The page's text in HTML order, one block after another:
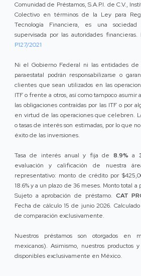
Comunidad de Préstamos, S.A.P.I. de C.V.,
Colectivo en términos de la Ley para
Tecnología Financiera, es una
supervisada por las autoridades
P127/2021
Ni el Gobierno Federal ni las entidades de
paraestatal podrán responsabilizarse o
clientes que sean utilizados en las
ITF o frente a otros, así como tampoco asumir
las obligaciones contraídas por las ITF o por
en virtud de las operaciones que celebren.
o tasas de interés son estimadas, por lo que
éxito de las inversiones.
Tasa de interés anual y fija de 8.9% a
evaluación y calificación de nuestra
representativo: monto de crédito por
18.6% y a un plazo de 36 meses. Monto total a
Sujeto a aprobación de préstamo. CAT
Fecha de cálculo 15 de junio 2026.
de comparación exclusivamente.
Nuestros préstamos son otorgados en
mexicanos). Asimismo, nuestros productos
disponibles exclusivamente en México.